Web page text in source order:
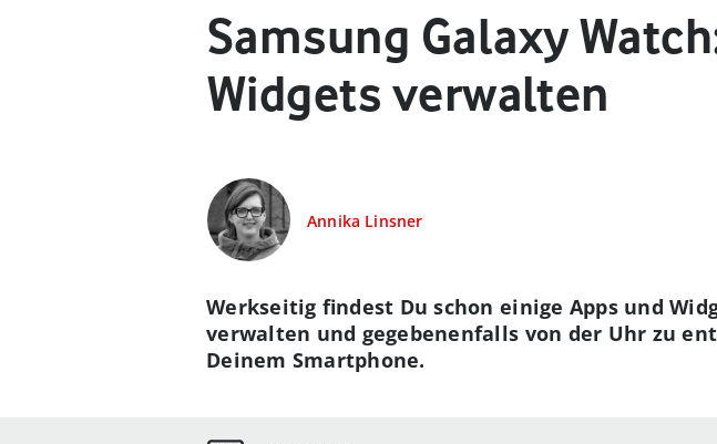
Samsung Galaxy
Widgets verwalten
Annika Linsner
Werkseitig findest Du schon einige Apps und
verwalten und gegebenenfalls von der Uhr zu
Deinem Smartphone.